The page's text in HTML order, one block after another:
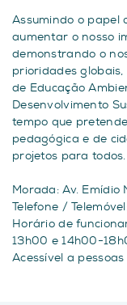
Assumindo o papel
aumentar o nosso
demonstrando o
prioridades
de Educação
Desenvolvimento
tempo que
pedagógica e de
projetos para todos.
Morada: Av.
Telefone /
Horário de
13h00 e 14h00-
Acessível a